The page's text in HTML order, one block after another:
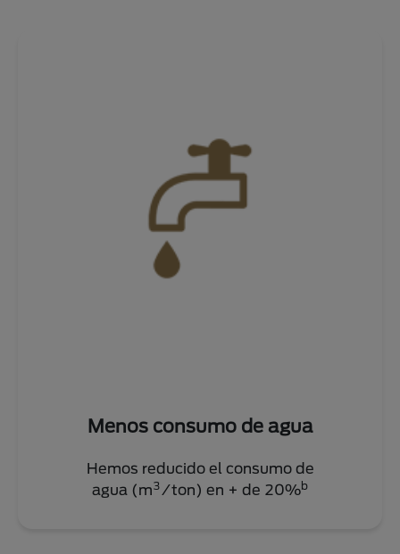
Menos consumo de agua
Hemos reducido el consumo de
agua (m3 /ton) en + de 20%b